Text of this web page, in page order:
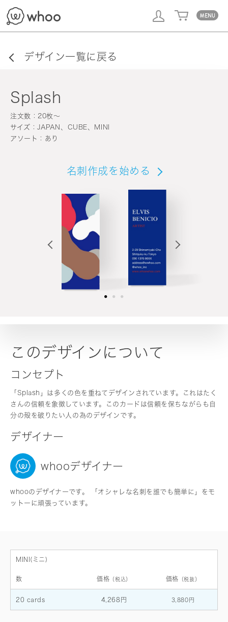
デザイン一覧に戻る
Splash
注文数：20枚〜
サイズ：JAPAN、CUBE、MINI
アソート：あり
名刺作成を始める
このデザインについて
コンセプト
「Splash」は多くの色を重ねてデザインされています。これはたく
さんの信頼を象徴しています。このカードは信頼を保ちながらも自
分の殻を破りたい人の為のデザインです。
デザイナー
whooデザイナー
whooのデザイナーです。 「オシャレな名刺を誰でも簡単に」をモ
ットーに頑張っています。
MINI(ミニ)
数 価格 （税込） 価格 （税抜）
20 cards 4,268円 3,880円